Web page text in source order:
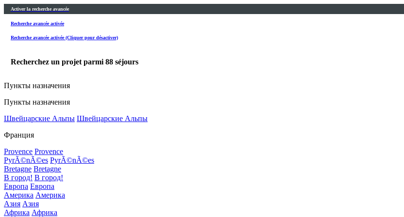
Activer la recherche avancée
Recherche avancée activée
Recherche avancée activée (Cliquer pour désactiver)
Recherchez un projet parmi 88 séjours
Пункты назначения
Пункты назначения
Швейцарские Альпы Швейцарские Альпы
Франция
Provence Provence
PyrÃ©nÃ©es PyrÃ©nÃ©es
Bretagne Bretagne
В город! В город!
Европа Европа
Америка Америка
Азия Азия
Африка Африка